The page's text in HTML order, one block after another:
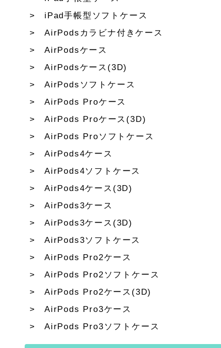
iPad手帳型ソフトケース
AirPodsカラビナ付きケース
AirPodsケース
AirPodsケース(3D)
AirPodsソフトケース
AirPods Proケース
AirPods Proケース(3D)
AirPods Proソフトケース
AirPods4ケース
AirPods4ソフトケース
AirPods4ケース(3D)
AirPods3ケース
AirPods3ケース(3D)
AirPods3ソフトケース
AirPods Pro2ケース
AirPods Pro2ソフトケース
AirPods Pro2ケース(3D)
AirPods Pro3ケース
AirPods Pro3ソフトケース